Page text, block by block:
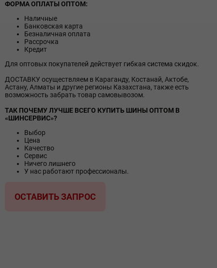
ФОРМА ОПЛАТЫ ОПТОМ:
Наличные
Банковская карта
Безналичная оплата
Рассрочка
Кредит
Для оптовых покупателей действует гибкая система скидок.
ДОСТАВКУ осуществляем в Караганду, Костанай, Актобе,
Астану, Алматы и другие регионы Казахстана, также есть
возможность забрать товар самовывозом.
ТАК ПОЧЕМУ ЛУЧШЕ ВСЕГО КУПИТЬ ШИНЫ ОПТОМ В
«ШИНСЕРВИС»?
Выбор
Цена
Качество
Сервис
Ничего лишнего
У нас работают профессионалы.
ОСТАВИТЬ ЗАПРОС